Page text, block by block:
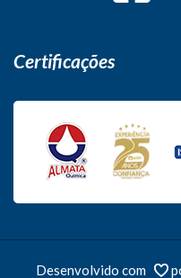
Certificações
Desenvolvido com